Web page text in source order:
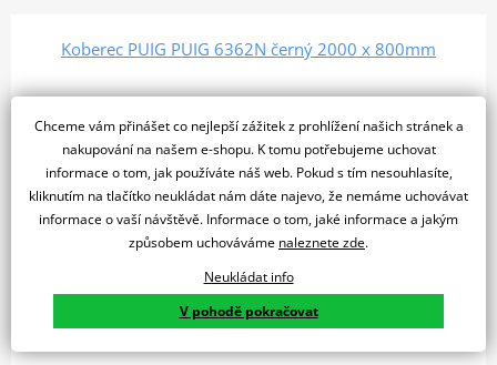
Koberec PUIG PUIG 6362N černý 2000 x 800mm
Chceme vám přinášet co nejlepší zážitek z prohlížení našich stránek a
nakupování na našem e-shopu. K tomu potřebujeme uchovat
informace o tom, jak používáte náš web. Pokud s tím nesouhlasíte,
kliknutím na tlačítko neukládat nám dáte najevo, že nemáme uchovávat
informace o vaší návštěvě. Informace o tom, jaké informace a jakým
způsobem uchováváme naleznete zde.
Neukládat info
V pohodě pokračovat